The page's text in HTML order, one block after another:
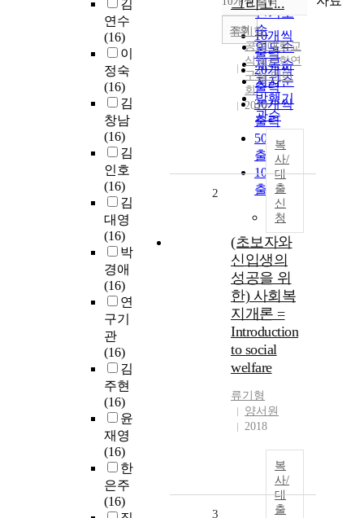
김
연수
(16)
이
정숙
(16)
김
창남
(16)
김
인호
(16)
김
대영
(16)
박
경애
(16)
연
구기
관
(16)
김
주현
(16)
윤
재영
(16)
한
은주
(16)
인기도
순
연도순
제목순
저자순
발행기
관순
내림차순
10개씩
출력
20개씩
출력
30개씩
출력
50개씩
출력
100개씩
출력
조회
그리고...
류기형
공주대학교
식품공학연
구실 미미
회
2010
복
사/
대
출
신
청
2
(초보자와
신입생의
성공을 위
한) 사회복
지개론 =
Introduction
to social
welfare
류기형
양서원
2018
복
사/
대
출
3